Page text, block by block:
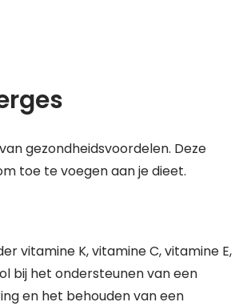
gezondheidsvoordelen. Deze
toe te voegen aan je dieet.
vitamine K, vitamine C, vitamine E,
bij het ondersteunen van een
en het behouden van een